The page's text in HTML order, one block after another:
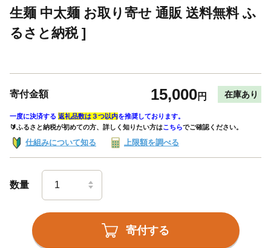
生麺 中太麺 お取り寄せ 通販 送料無料 ふ
るさと納税 ]
寄付金額 15,000円 在庫あり
一度に決済する 返礼品数は３つ以内を推奨しております。
🔰ふるさと納税が初めての方、詳しく知りたい方はこちらでご確認ください。
仕組みについて知る 上限額を調べる
数量
寄付する